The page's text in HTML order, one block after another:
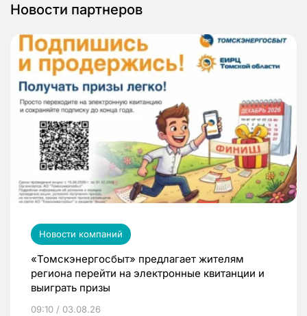
Новости партнеров
Новости компаний
«Томскэнергосбыт» предлагает жителям
региона перейти на электронные квитанции и
выиграть призы
09:10 / 03.08.26